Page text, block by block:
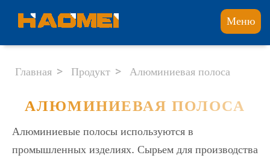
Меню
Главная Продукт Алюминиевая полоса
АЛЮМИНИЕВАЯ ПОЛОСА
Алюминиевые полосы используются в
промышленных изделиях. Сырьем для производства